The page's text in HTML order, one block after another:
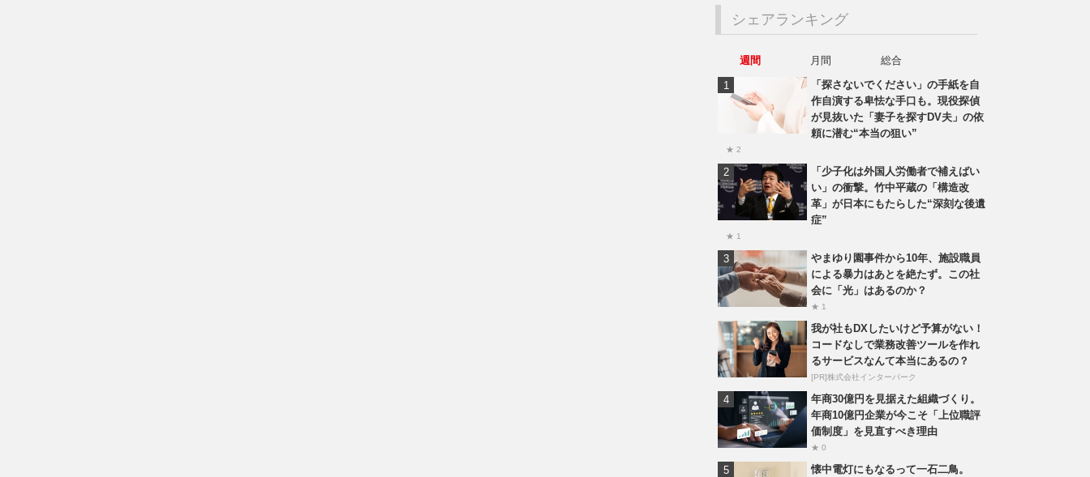
シェアランキング
週間 月間
総合
「探さないでください」の手紙を自
作自演する卑怯な手口も。現役探偵
が見抜いた「妻子を探すDV夫」の依
頼に潜む“本当の狙い”
★ 2
「少子化は外国人労働者で補えばい
い」の衝撃。竹中平蔵の「構造改
革」が日本にもたらした“深刻な後遺
症”
★ 1
やまゆり園事件から10年、施設職員
による暴力はあとを絶たず。この社
会に「光」はあるのか？
★ 1
我が社もDXしたいけど予算がない！
コードなしで業務改善ツールを作れ
るサービスなんて本当にあるの？
[PR]株式会社インターパーク
年商30億円を見据えた組織づくり。
年商10億円企業が今こそ「上位職評
価制度」を見直すべき理由
★ 0
懐中電灯にもなるって一石二鳥。